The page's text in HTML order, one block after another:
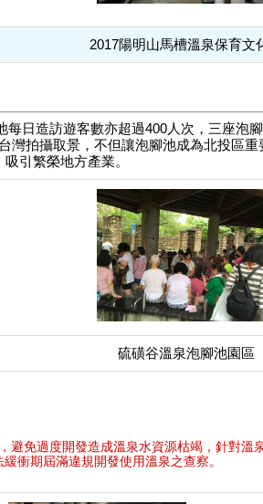
2017陽明山馬槽溫泉保育文
日造訪遊客數亦超過400人次，三座泡
灣拍攝取景，不但讓泡腳池成為北投區
引繁榮地方產業。
硫磺谷溫泉泡腳池園區
避免過度開發造成溫泉水資源枯竭，針對溫
衝期屆滿違規開發使用溫泉之查察。